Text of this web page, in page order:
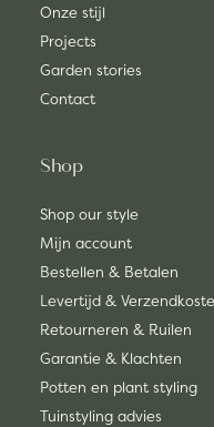
Onze stijl
Projects
Garden stories
Contact
Shop
Shop our style
Mijn account
Bestellen & Betalen
Levertijd &
Retourneren & Ruilen
Garantie & Klachten
Potten en plant styling
Tuinstyling advies